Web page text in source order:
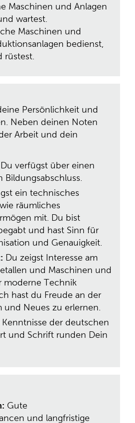
Maschinen und Anlagen
wartest.
Maschinen und
bedienst,
rüstest.
Persönlichkeit und
Neben deinen Noten
Arbeit und dein
Du verfügst über einen
Bildungsabschluss.
ein technisches
räumliches
mit. Du bist
und hast Sinn für
und Genauigkeit.
Du zeigst Interesse am
und Maschinen und
moderne Technik
hast du Freude an der
und Neues zu erlernen.
Kenntnisse der deutschen
und Schrift runden Dein
Gute
und langfristige